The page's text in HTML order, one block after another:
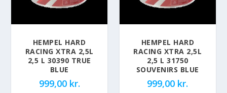
HEMPEL HARD
RACING XTRA 2,5L
2,5 L 30390 TRUE
BLUE
999,00 kr.
HEMPEL HARD
RACING XTRA 2,5L
2,5 L 31750
SOUVENIRS BLUE
999,00 kr.